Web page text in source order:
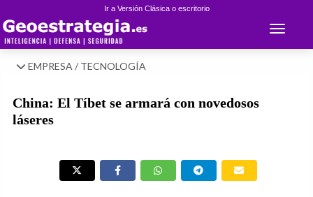
Ir a Versión Clásica o escritorio
Toggle
EMPRESA / TECNOLOGÍA
China: El Tíbet se armará con novedosos
láseres